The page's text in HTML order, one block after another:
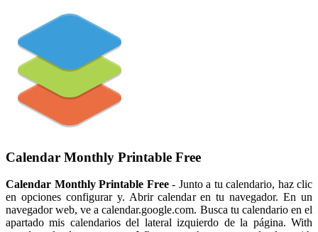
Calendar Monthly Printable Free
Calendar Monthly Printable Free- Junto a tu calendario, haz clic
en opciones configurar y. Abrir calendar en tu navegador. En un
navegador web, ve a calendar.google.com. Busca tu calendario en el
apartado mis calendarios del lateral izquierdo de la página. With